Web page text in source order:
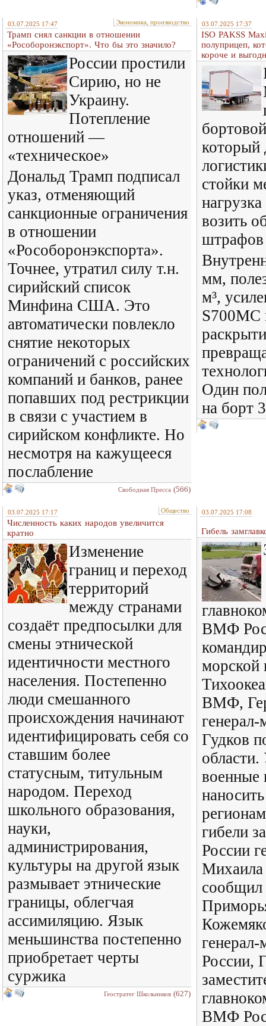
03.07.2025 17:47 Экономика, производство
Трамп снял санкции в отношении
«Рособоронэкспорт». Что бы это значило?
России простили
Сирию, но не
Украину.
Потепление
отношений —
«техническое»
Дональд Трамп подписал
указ, отменяющий
санкционные ограничения
в отношении
«Рособоронэкспорта».
Точнее, утратил силу т.н.
сирийский список
Минфина США. Это
автоматически повлекло
снятие некоторых
ограничений с российских
компаний и банков, ранее
попавших под рестрикции
в связи с участием в
сирийском конфликте. Но
несмотря на кажущееся
послабление
Свободная Пресса (566)
03.07.2025 17:37
ISO PAKSS
полуприцеп,
короче и
который
стойки
возить
мм,
м³,
S700MC
Один
на борт
03.07.2025 17:17 Общество
Численность каких народов увеличится
кратно
Изменение
границ и переход
территорий
между странами
создаёт предпосылки для
смены этнической
идентичности местного
населения. Постепенно
люди смешанного
происхождения начинают
идентифицировать себя со
ставшим более
статусным, титульным
народом. Переход
школьного образования,
науки,
администрирования,
культуры на другой язык
размывает этнические
границы, облегчая
ассимиляцию. Язык
меньшинства постепенно
приобретает черты
суржика
Геостратег Школьников (627)
03.07.2025 17:08
Гибель
ВМФ
морской
ВМФ,
Гудков
области.
военные
гибели
России
Михаила
сообщил
России,
ВМФ